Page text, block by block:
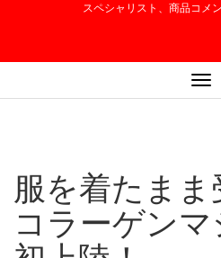
スペシャリスト、商品コメ
ナ
ビ
ョ
ン
切
服を着たま
コラーゲン